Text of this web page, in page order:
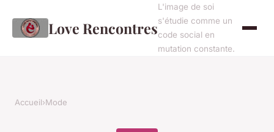
Love Rencontres
L'image de soi
s'étudie comme un
code social en
mutation constante.
Accueil›Mode